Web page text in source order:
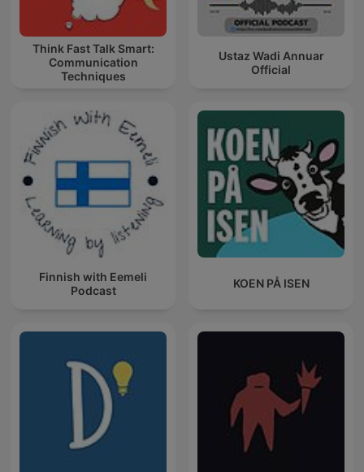
Think Fast Talk Smart:
Communication
Techniques
Ustaz Wadi Annuar
Official
Finnish with Eemeli
Podcast
KOEN PÅ ISEN